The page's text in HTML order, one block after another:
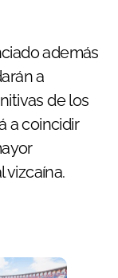
además
a
de los
a coincidir
vizcaína.